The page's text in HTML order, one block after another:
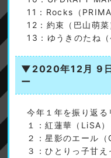
11：Rocks（
12：約束（巴山萌菜
13：ゆうきのたね（
▼2020年12月 9
ー
今年１年を振り返る
１：紅蓮華（LiSA）
２：星影のエール（
３：ひとりっ子甘え